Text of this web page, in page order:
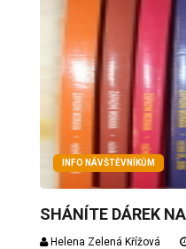
INFO NÁVŠTĚVNÍKŮM
SHÁNÍTE DÁREK
Helena Zelená Křížová